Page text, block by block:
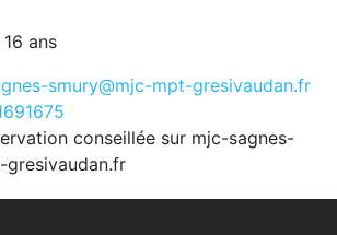
ans
smury@mjc-mpt-gresivaudan.fr
conseillée sur mjc-sagnes-
gresivaudan.fr